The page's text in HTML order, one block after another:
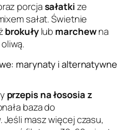
porcjasałatkize
sałat. Świetnie
brokułylub marchewna
marynaty i alternatywne
przepis na łososia z
baza do
masz więcej czasu,